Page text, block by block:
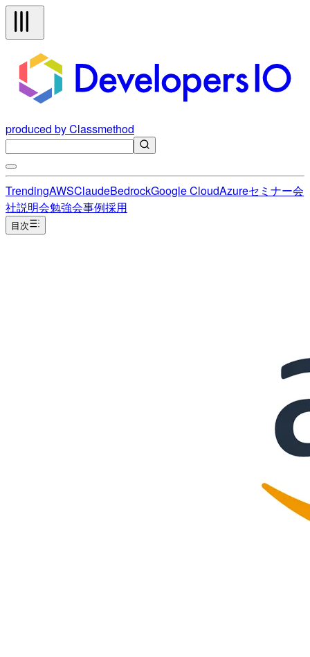
produced by Classmethod
TrendingAWSClaudeBedrockGoogle CloudAzureセミナー会
社説明会勉強会事例採用
目次